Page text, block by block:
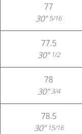
77
30"5/16
77.5
30"1/2
78
30"3/4
78.5
30"15/16